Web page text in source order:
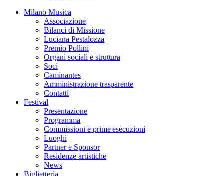
Milano Musica
Associazione
Bilanci di Missione
Luciana Pestalozza
Premio Pollini
Organi sociali e struttura
Soci
Caminantes
Amministrazione trasparente
Contatti
Festival
Presentazione
Programma
Commissioni e prime esecuzioni
Luoghi
Partner e Sponsor
Residenze artistiche
News
Biglietteria